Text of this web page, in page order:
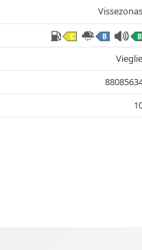
Vissezonas
C B B